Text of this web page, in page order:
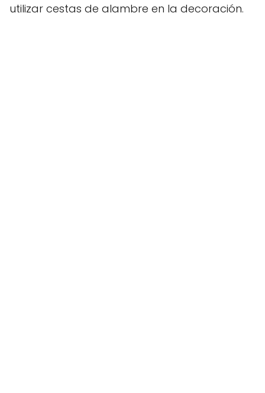
utilizar cestas de alambre en la decoración.